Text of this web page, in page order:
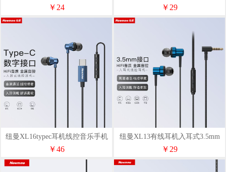
耳机白色
￥24 ￥29
纽曼XL16typec耳机线控音乐手机
耳机
￥46
纽曼XL13有线耳机入耳式3.5mm
两色
￥29